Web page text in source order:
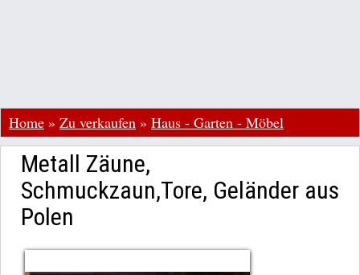
Home » Zu verkaufen » Haus - Garten - Möbel
Metall Zäune,
Schmuckzaun,Tore, Geländer aus
Polen